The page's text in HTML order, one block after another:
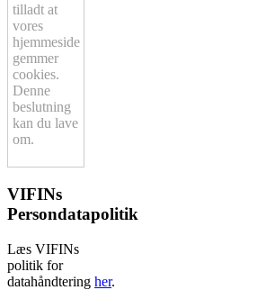
tilladt at
vores
hjemmeside
gemmer
cookies.
Denne
beslutning
kan du lave
om.
VIFINs
Persondatapolitik
Læs VIFINs
politik for
datahåndtering her.